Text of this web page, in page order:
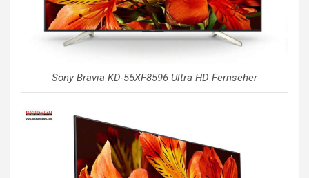
Sony Bravia KD-55XF8596 Ultra HD Fernseher